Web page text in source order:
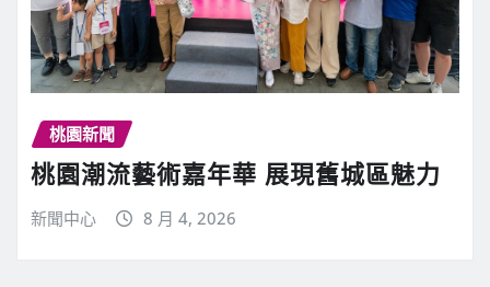
桃園新聞
桃園潮流藝術嘉年華 展現舊城區魅力
新聞中心 8 月 4, 2026